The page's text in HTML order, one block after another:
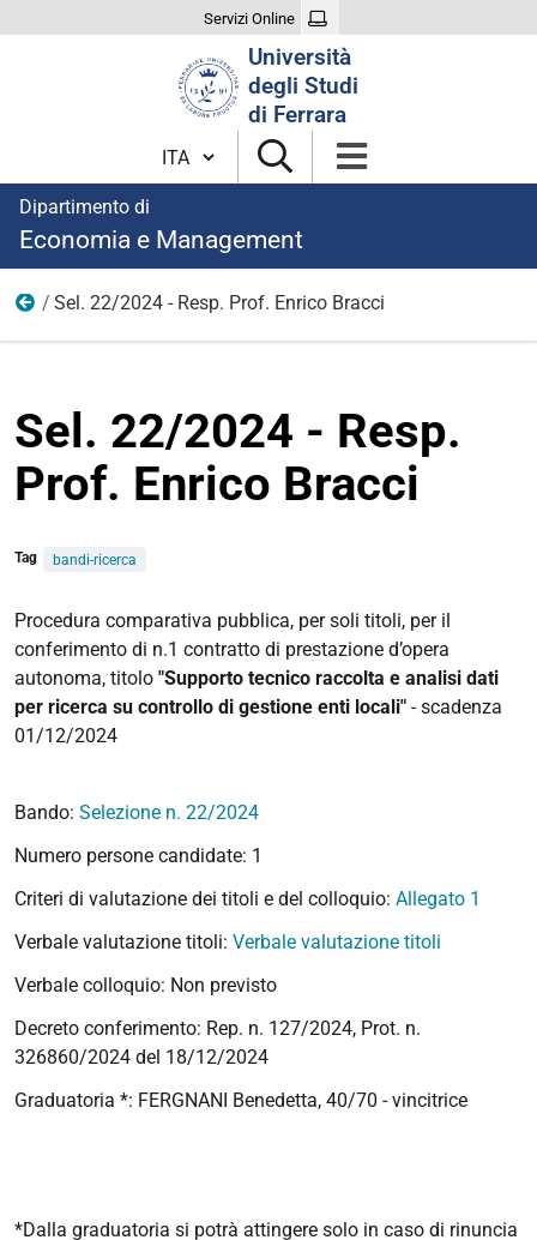
Servizi Online
Università
degli Studi
di Ferrara
Cambia lingua
Dipartimento di
Economia e Management
Tutti i bandi
Sel. 22/2024 - Resp. Prof. Enrico Bracci
Sel. 22/2024 - Resp.
Prof. Enrico Bracci
Tag bandi-ricerca
Procedura comparativa pubblica, per soli titoli, per il
conferimento di n.1 contratto di prestazione d’opera
autonoma, titolo "Supporto tecnico raccolta e analisi dati
per ricerca su controllo di gestione enti locali" - scadenza
01/12/2024
Bando: Selezione n. 22/2024
Numero persone candidate: 1
Criteri di valutazione dei titoli e del colloquio: Allegato 1
Verbale valutazione titoli: Verbale valutazione titoli
Verbale colloquio: Non previsto
Decreto conferimento: Rep. n. 127/2024, Prot. n.
326860/2024 del 18/12/2024
Graduatoria *: FERGNANI Benedetta, 40/70 - vincitrice
*Dalla graduatoria si potrà attingere solo in caso di rinuncia